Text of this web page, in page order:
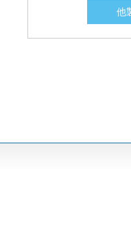
他